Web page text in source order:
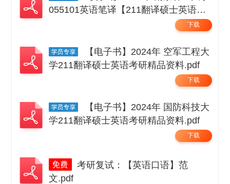
055101英语笔译【211翻译硕士英语】
下载
学211翻译硕士英语考研精品资料.pdf
下载
学211翻译硕士英语考研精品资料.pdf
下载
考研复试：【英语口语】范
文.pdf